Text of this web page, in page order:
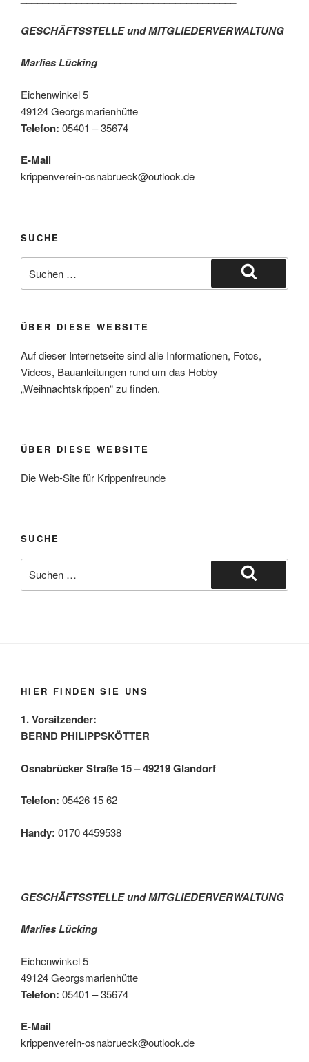
GESCHÄFTSSTELLE und MITGLIEDERVERWALTUNG
Marlies Lücking
Eichenwinkel 5
49124 Georgsmarienhütte
Telefon: 05401 – 35674
E-Mail
krippenverein-osnabrueck@outlook.de
SUCHE
nach:
Suchen
ÜBER DIESE WEBSITE
Auf dieser Internetseite sind alle Informationen, Fotos,
Videos, Bauanleitungen rund um das Hobby
„Weihnachtskrippen“ zu finden.
ÜBER DIESE WEBSITE
Die Web-Site für Krippenfreunde
SUCHE
nach:
Suchen
HIER FINDEN SIE UNS
1. Vorsitzender:
BERND PHILIPPSKÖTTER
Osnabrücker Straße 15 – 49219 Glandorf
Telefon: 05426 15 62
Handy: 0170 4459538
GESCHÄFTSSTELLE und MITGLIEDERVERWALTUNG
Marlies Lücking
Eichenwinkel 5
49124 Georgsmarienhütte
Telefon: 05401 – 35674
E-Mail
krippenverein-osnabrueck@outlook.de